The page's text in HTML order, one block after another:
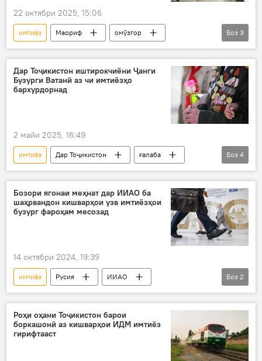
22 октябри 2025, 15:06
имтиёз Маориф
омӯзгор
Дар Тоҷикистон
қонуни нав мақом
Боз 3
Дар Тоҷикистон иштирокчиёни Ҷанги
Бузурги Ватанӣ аз чи имтиёзҳо
бархурдорнад
2 майи 2025, 16:49
имтиёз Дар Тоҷикистон
ғалаба
81-солгарди Ғалаба дар Ҷанги Бузурги Ватанӣ
Ҷанги дуюми ҷаҳонӣ
Суғд
Боз 4
Бозори ягонаи меҳнат дар ИИАО ба
шаҳрвандон кишварҳои узв имтиёзҳои
бузург фароҳам месозад
14 октябри 2024, 19:39
имтиёз Русия
ИИАО
Муҳоҷират
узвият АвруОсиё
Боз 2
Роҳи оҳани Тоҷикистон барои
боркашонӣ аз кишварҳои ИДМ имтиёз
гирифтааст